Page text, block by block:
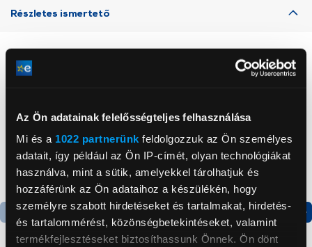
Az Ön adatainak felelősségteljes felhasználása
Mi és a 1022 partnerünk feldolgozzuk az Ön személyes
adatait, így például az Ön IP-címét, olyan technológiákat
használva, mint a sütik, amelyekkel tárolhatjuk és
hozzáférünk az Ön adataihoz a készülékén, hogy
személyre szabott hirdetéseket és tartalmakat, hirdetés-
és tartalommérést, közönségbetekintéseket, valamint
termékfejlesztéseket biztosíthassunk Önnek. Ön dönt
Részletes ismertető
Termék adatlap Termék adatlap